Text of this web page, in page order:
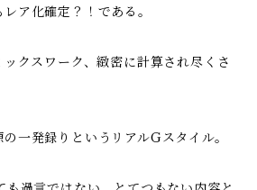
ア化確定？！である。
クスワーク、緻密に計算され尽くさ
一発録りというリアルGスタイル。